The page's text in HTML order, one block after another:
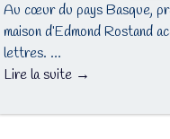
Au cœur du pays Basque,
maison d’Edmond Rostand
lettres. …
Lire la suite →